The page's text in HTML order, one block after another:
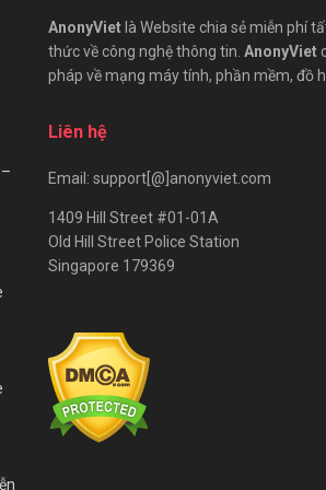
AnonyViet là Website chia sẻ miễn phí
thức về công nghệ thông tin. AnonyViet
pháp về mạng máy tính, phần mềm, đồ
Liên hệ
Email: support[@]anonyviet.com
1409 Hill Street #01-01A
Old Hill Street Police Station
Singapore 179369